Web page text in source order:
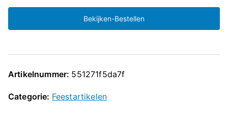
Bekijken-Bestellen
Artikelnummer: 551271f5da7f
Categorie: Feestartikelen